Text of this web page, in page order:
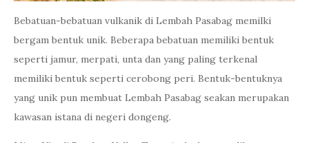
Bebatuan-bebatuan vulkanik di Lembah Pasabag memilki
bergam bentuk unik. Beberapa bebatuan memiliki bentuk
seperti jamur, merpati, unta dan yang paling terkenal
memiliki bentuk seperti cerobong peri. Bentuk-bentuknya
yang unik pun membuat Lembah Pasabag seakan merupakan
kawasan istana di negeri dongeng.